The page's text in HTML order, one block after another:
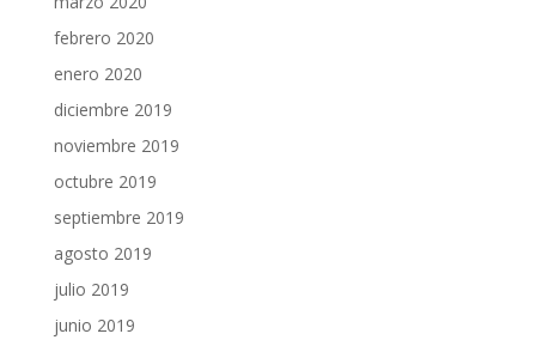
febrero 2020
enero 2020
diciembre 2019
noviembre 2019
octubre 2019
septiembre 2019
agosto 2019
julio 2019
junio 2019